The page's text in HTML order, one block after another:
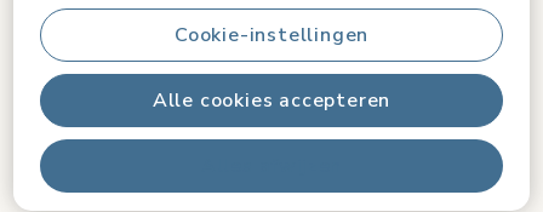
Alle cookies accepteren
Cookie-instellingen
Tiny Love
Opvouwbare Speelmat Boho Chic
€ 29,99
Op voorraad